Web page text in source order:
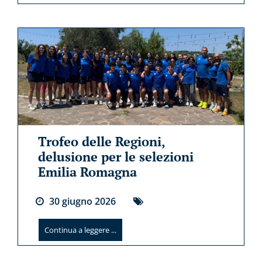
Trofeo delle Regioni,
delusione per le selezioni
Emilia Romagna
30giugno 2026
Continua a leggere ...